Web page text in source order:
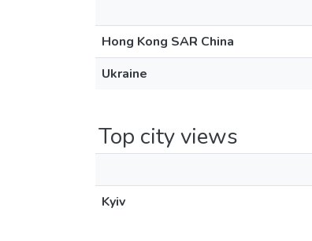
Hong Kong SAR China
Ukraine
Top city views
Kyiv